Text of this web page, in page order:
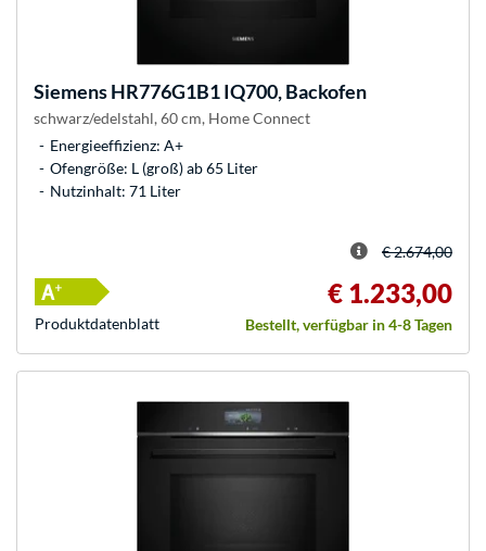
SiemensHR776G1B1 IQ700, Backofen
schwarz/edelstahl, 60 cm, Home Connect
Energieeffizienz: A+
Ofengröße: L (groß) ab 65 Liter
Nutzinhalt: 71 Liter
€ 2.674,00
€ 1.233,00
Bestellt, verfügbar in 4-8 Tagen
Produkt­datenblatt